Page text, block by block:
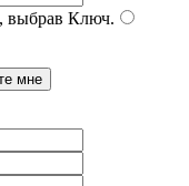
выбрав Ключ.